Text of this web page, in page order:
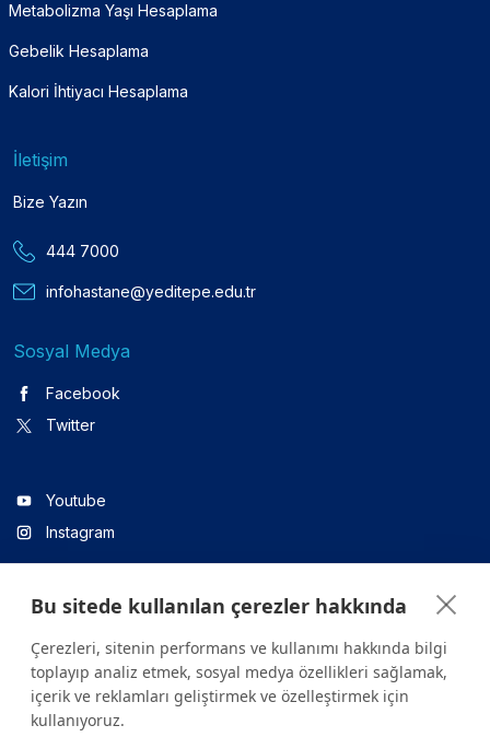
Metabolizma Yaşı Hesaplama
Gebelik Hesaplama
Kalori İhtiyacı Hesaplama
İletişim
Bize Yazın
444 7000
infohastane@yeditepe.edu.tr
Sosyal Medya
Facebook
Twitter
Youtube
Instagram
Linkedin
Sitede yer alan tüm içerikler yalnızca bilgilendirme amaçlıdır.
Bu sitede kullanılan çerezler hakkında
Çerezleri, sitenin performans ve kullanımı hakkında bilgi
toplayıp analiz etmek, sosyal medya özellikleri sağlamak,
içerik ve reklamları geliştirmek ve özelleştirmek için
kullanıyoruz.